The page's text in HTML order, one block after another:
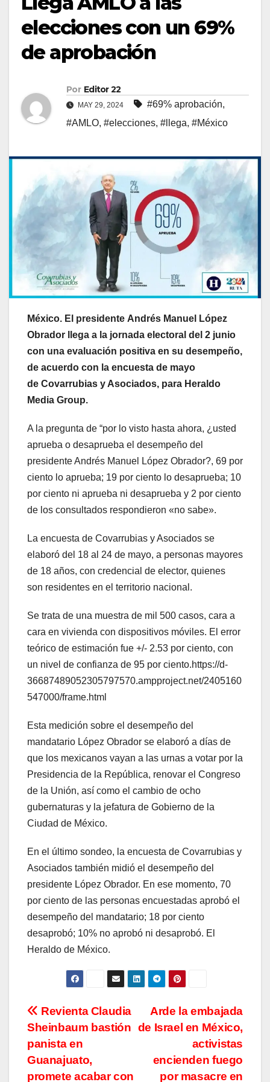
elecciones con un 69%
de aprobación
Por Editor 22
MAY 29, 2024 #69% aprobación,
#AMLO, #elecciones, #llega, #México
México. El presidente Andrés Manuel López
Obrador llega a la jornada electoral del 2 junio
con una evaluación positiva en su desempeño,
de acuerdo con la encuesta de mayo
de Covarrubias y Asociados, para Heraldo
Media Group.
A la pregunta de “por lo visto hasta ahora, ¿usted
aprueba o desaprueba el desempeño del
presidente Andrés Manuel López Obrador?, 69 por
ciento lo aprueba; 19 por ciento lo desaprueba; 10
por ciento ni aprueba ni desaprueba y 2 por ciento
de los consultados respondieron «no sabe».
La encuesta de Covarrubias y Asociados se
elaboró del 18 al 24 de mayo, a personas mayores
de 18 años, con credencial de elector, quienes
son residentes en el territorio nacional.
Se trata de una muestra de mil 500 casos, cara a
cara en vivienda con dispositivos móviles. El error
teórico de estimación fue +/- 2.53 por ciento, con
un nivel de confianza de 95 por ciento.https://d-
36687489052305797570.ampproject.net/2405160
547000/frame.html
Esta medición sobre el desempeño del
mandatario López Obrador se elaboró a días de
que los mexicanos vayan a las urnas a votar por la
Presidencia de la República, renovar el Congreso
de la Unión, así como el cambio de ocho
gubernaturas y la jefatura de Gobierno de la
Ciudad de México.
En el último sondeo, la encuesta de Covarrubias y
Asociados también midió el desempeño del
presidente López Obrador. En ese momento, 70
por ciento de las personas encuestadas aprobó el
desempeño del mandatario; 18 por ciento
desaprobó; 10% no aprobó ni desaprobó. El
Heraldo de México.
Navegación
de
entradas
Arde la embajada
de Israel en México,
activistas
encienden fuego
por masacre en
Revienta Claudia
Sheinbaum bastión
panista en
Guanajuato,
promete acabar con